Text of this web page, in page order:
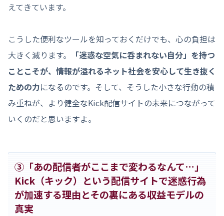
えてきています。
こうした便利なツールを知っておくだけでも、心の負担は
大きく減ります。
「迷惑な空気に呑まれない自分」を持つ
ことこそが、情報が溢れるネット社会を安心して生き抜く
ための力になるのです。そして、そうした小さな行動の積
み重ねが、より健全なKick配信サイトの未来につながって
いくのだと思いますよ。
③「あの配信者がここまで変わるなんて…」
Kick（キック）という配信サイトで迷惑行為
が加速する理由とその裏にある収益モデルの
真実